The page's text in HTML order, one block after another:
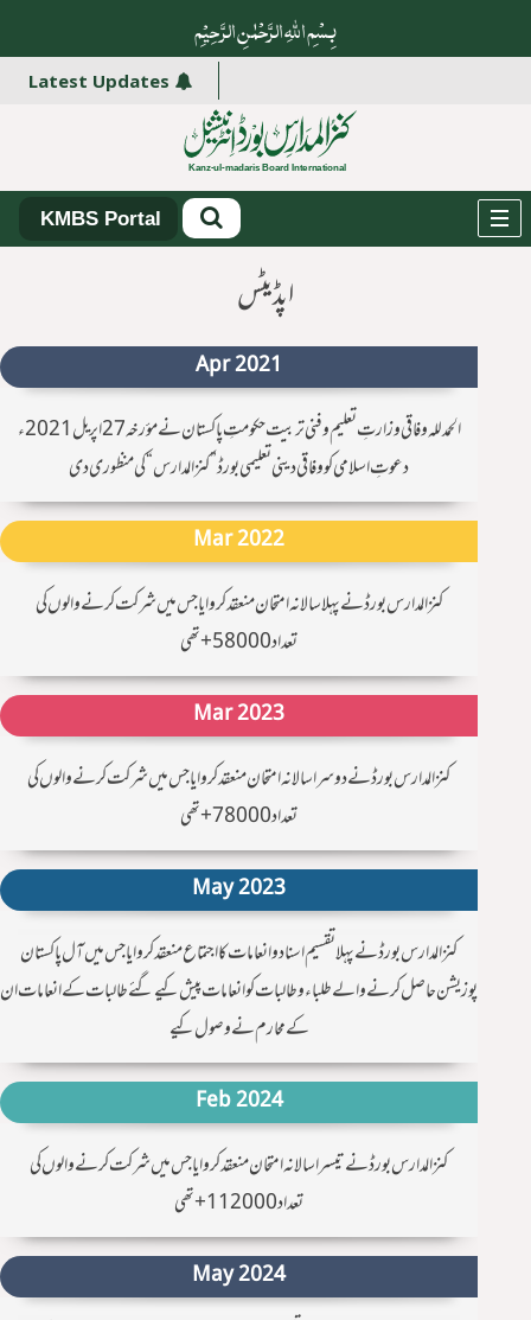
بِسْمِ اللہِ الرَّحْمٰنِ الرَّ حِیْمِ
Latest Updates
KMBS Portal
اپڈیٹس
Apr 2021
الحمدلله وفاقی وزارتِ تعلیم و فنی تربیت حکومتِ پاکستان نے مؤرخہ 27 اپریل 2021ء
دعوتِ اسلامی کو وفاقی دینی تعلیمی بورڈ ”کنزالمدارس“ کی منظوری دی
Mar 2022
کنزالمدارس بورڈ نے پہلا سالانہ امتحان منعقد کروایا جس ميں شرکت کرنے والوں کی
تعداد 58000+ تھی
Mar 2023
کنزالمدارس بورڈ نے دوسرا سالانہ امتحان منعقد کروایا جس میں شرکت کرنے والوں کی
تعداد 78000+ تھی
May 2023
كنزالمدارس بورڈ نے پہلا تقسیم اسناد و انعامات کا اجتماع منعقد کروایا جس میں آل پاکستان
پوزیشن حاصل کرنے والے طلباء و طالبات کو انعامات پیش کیے گئےطالبات کے انعامات ان
کے محارم نے وصول کیے
Feb 2024
کنزالمدارس بورڈ نے تيسرا سالانہ امتحان منعقد کروایا جس میں شرکت کرنے والوں کی
تعداد 112000+ تھی
May 2024